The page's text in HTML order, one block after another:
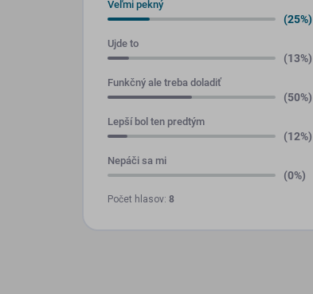
Veľmi pekný
(25%)
Ujde to
(13%)
Funkčný ale treba doladiť
(50%)
Lepší bol ten predtým
(12%)
Nepáči sa mi
(0%)
Počet hlasov: 8